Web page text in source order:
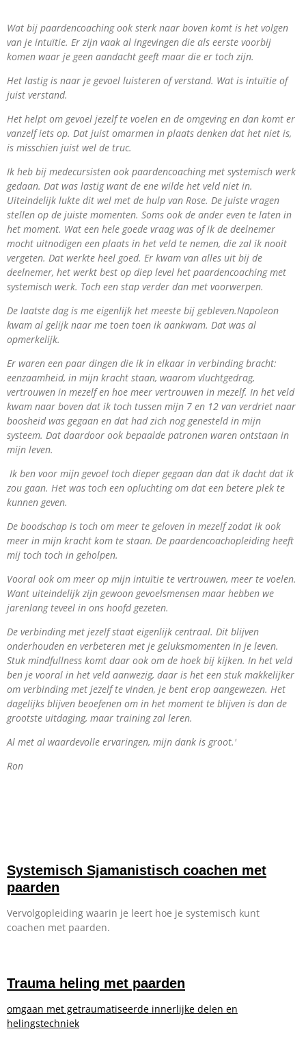
Wat bij paardencoaching ook sterk naar boven komt is het volgen
van je intuïtie. Er zijn vaak al ingevingen die als eerste voorbij
komen waar je geen aandacht geeft maar die er toch zijn.
Het lastig is naar je gevoel luisteren of verstand. Wat is intuïtie of
juist verstand.
Het helpt om gevoel jezelf te voelen en de omgeving en dan komt er
vanzelf iets op. Dat juist omarmen in plaats denken dat het niet is,
is misschien juist wel de truc.
Ik heb bij medecursisten ook paardencoaching met systemisch werk
gedaan. Dat was lastig want de ene wilde het veld niet in.
Uiteindelijk lukte dit wel met de hulp van Rose. De juiste vragen
stellen op de juiste momenten. Soms ook de ander even te laten in
het moment. Wat een hele goede vraag was of ik de deelnemer
mocht uitnodigen een plaats in het veld te nemen, die zal ik nooit
vergeten. Dat werkte heel goed. Er kwam van alles uit bij de
deelnemer, het werkt best op diep level het paardencoaching met
systemisch werk. Toch een stap verder dan met voorwerpen.
De laatste dag is me eigenlijk het meeste bij gebleven.Napoleon
kwam al gelijk naar me toen toen ik aankwam. Dat was al
opmerkelijk.
Er waren een paar dingen die ik in elkaar in verbinding bracht:
eenzaamheid, in mijn kracht staan, waarom vluchtgedrag,
vertrouwen in mezelf en hoe meer vertrouwen in mezelf. In het veld
kwam naar boven dat ik toch tussen mijn 7 en 12 van verdriet naar
boosheid was gegaan en dat had zich nog genesteld in mijn
systeem. Dat daardoor ook bepaalde patronen waren ontstaan in
mijn leven.
Ik ben voor mijn gevoel toch dieper gegaan dan dat ik dacht dat ik
zou gaan. Het was toch een opluchting om dat een betere plek te
kunnen geven.
De boodschap is toch om meer te geloven in mezelf zodat ik ook
meer in mijn kracht kom te staan. De paardencoachopleiding heeft
mij toch toch in geholpen.
Vooral ook om meer op mijn intuïtie te vertrouwen, meer te voelen.
Want uiteindelijk zijn gewoon gevoelsmensen maar hebben we
jarenlang teveel in ons hoofd gezeten.
De verbinding met jezelf staat eigenlijk centraal. Dit blijven
onderhouden en verbeteren met je geluksmomenten in je leven.
Stuk mindfullness komt daar ook om de hoek bij kijken. In het veld
ben je vooral in het veld aanwezig, daar is het een stuk makkelijker
om verbinding met jezelf te vinden, je bent erop aangewezen. Het
dagelijks blijven beoefenen om in het moment te blijven is dan de
grootste uitdaging, maar training zal leren.
Al met al waardevolle ervaringen, mijn dank is groot.'
Ron
Systemisch Sjamanistisch coachen met
paarden
Vervolgopleiding waarin je leert hoe je systemisch kunt
coachen met paarden.
Trauma heling met paarden
omgaan met getraumatiseerde innerlijke delen en
helingstechniek